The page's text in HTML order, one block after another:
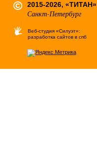
2015-2026, «ТИТАН»
Санкт-Петербург
Веб-студия «Силуэт»:
разработка сайтов в спб